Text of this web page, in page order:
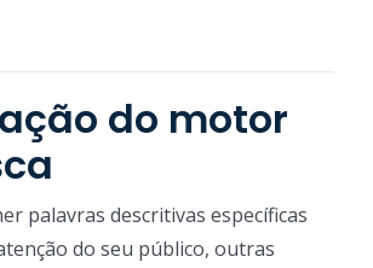
do motor
palavras descritivas específicas
do seu público, outras